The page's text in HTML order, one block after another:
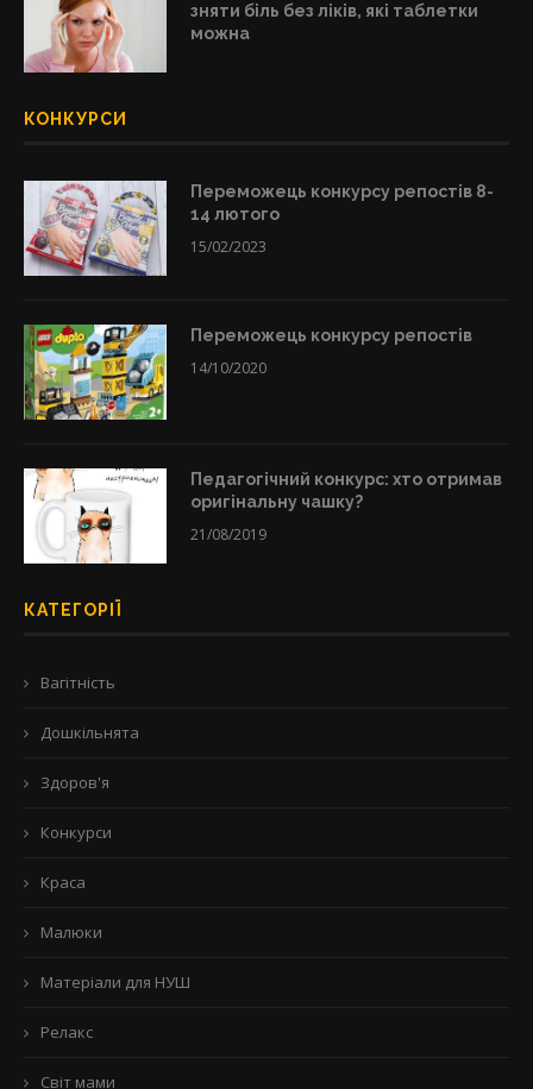
зняти біль без ліків, які таблетки
можна
КОНКУРСИ
Переможець конкурсу репостів 8-
14 лютого
15/02/2023
Переможець конкурсу репостів
14/10/2020
Педагогічний конкурс: хто отримав
оригінальну чашку?
21/08/2019
КАТЕГОРІЇ
Вагітність
Дошкільнята
Здоров'я
Конкурси
Краса
Малюки
Матеріали для НУШ
Релакс
Світ мами